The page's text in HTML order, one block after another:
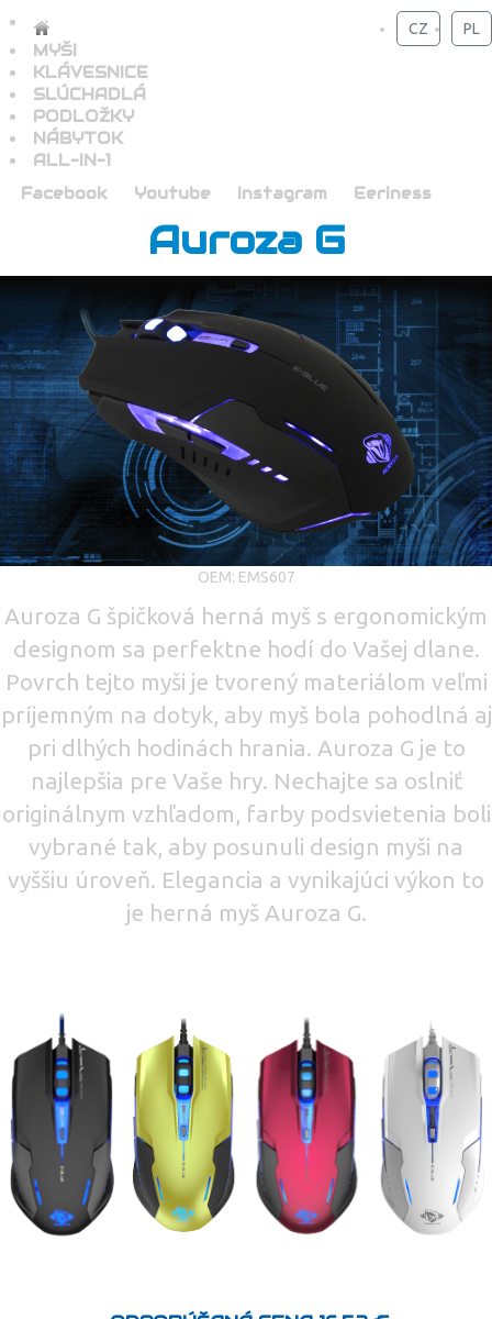
PL
CZ
MYŠI
KLÁVESNICE
SLÚCHADLÁ
PODLOŽKY
NÁBYTOK
ALL-IN-1
Facebook
Youtube Instagram Eeriness
Auroza G
OEM: EMS607
Auroza G špičková herná myš s ergonomickým
designom sa perfektne hodí do Vašej dlane.
Povrch tejto myši je tvorený materiálom veľmi
príjemným na dotyk, aby myš bola pohodlná aj
pri dlhých hodinách hrania. Auroza G je to
najlepšia pre Vaše hry. Nechajte sa oslniť
originálnym vzhľadom, farby podsvietenia boli
vybrané tak, aby posunuli design myši na
vyššiu úroveň. Elegancia a vynikajúci výkon to
je herná myš Auroza G.